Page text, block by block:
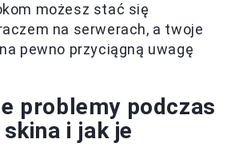
możesz stać się
na serwerach, a twoje
pewno przyciągną uwagę
problemy podczas
i jak je